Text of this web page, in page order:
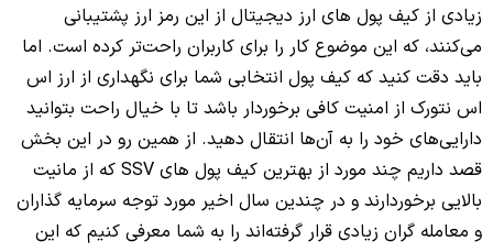
زیادی از کیف پول های ارز دیجیتال از این رمز ارز پشتیبانی
می‌کنند، که این موضوع کار را برای کاربران راحت‌تر کرده است. اما
باید دقت کنید که کیف پول انتخابی شما برای نگهداری از ارز اس
اس نتورک از امنیت کافی برخوردار باشد تا با خیال راحت بتوانید
دارایی‌های خود را به آن‌ها انتقال دهید. از همین رو در این بخش
قصد داریم چند مورد از بهترین کیف پول های SSV که از مانیت
بالایی برخوردارند و در چندین سال اخیر مورد توجه سرمایه گذاران
و معامله گران زیادی قرار گرفته‌اند را به شما معرفی کنیم که این